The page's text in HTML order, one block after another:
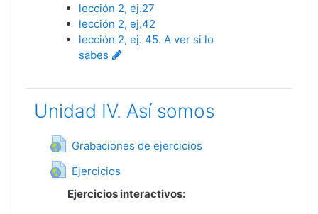
lección 2, ej.27
lección 2, ej.42
lección 2, ej. 45. A ver si lo
sabes
Unidad IV. Así somos
Grabaciones de ejerciciosГиперссылка
EjerciciosГиперссылка
Ejercicios interactivos: